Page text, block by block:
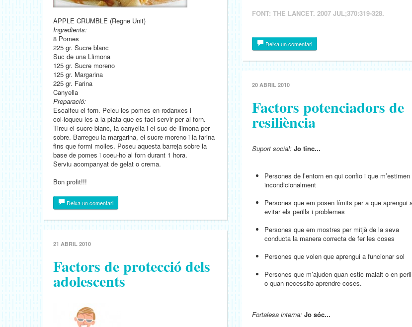
APPLE CRUMBLE (Regne Unit)
Ingredients:
8 Pomes
225 gr. Sucre blanc
Suc de una Llimona
125 gr. Sucre moreno
125 gr. Margarina
225 gr. Farina
Canyella
Preparació:
Escalfeu el forn. Peleu les pomes en rodanxes i
col·loqueu-les a la plata que es faci servir per al forn.
Tireu el sucre blanc, la canyella i el suc de llimona per
sobre. Barregeu la margarina, el sucre moreno i la farina
fins que formi molles. Poseu aquesta barreja sobre la
base de pomes i coeu-ho al forn durant 1 hora.
Serviu acompanyat de gelat o crema.
Bon profit!!!
Deixa un comentari
21 ABRIL 2010
Factors de protecció dels
adolescents
FONT: THE LANCET. 2007 JUL;370:319-328.
Deixa un comentari
20 ABRIL 2010
Factors potenciadors de
resiliència
Suport social: Jo tinc...
Persones de l’entorn en qui confio i que m’estimen
incondicionalment
Persones que em posen límits per a que aprengui
evitar els perills i problemes
Persones que em mostres per mitjà de la seva
conducta la manera correcta de fer les coses
Persones que volen que aprengui a funcionar sol
Persones que m’ajuden quan estic malalt o en
o quan necessito aprendre coses.
Fortalesa interna: Jo sóc...